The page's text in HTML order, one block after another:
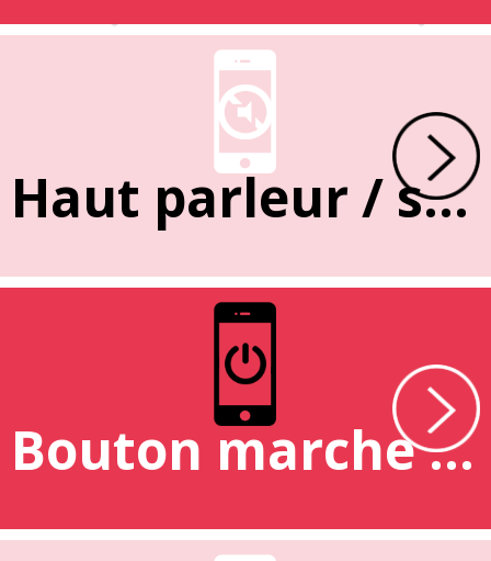
Haut parleur / sonnerie
Bouton marche / arrêt